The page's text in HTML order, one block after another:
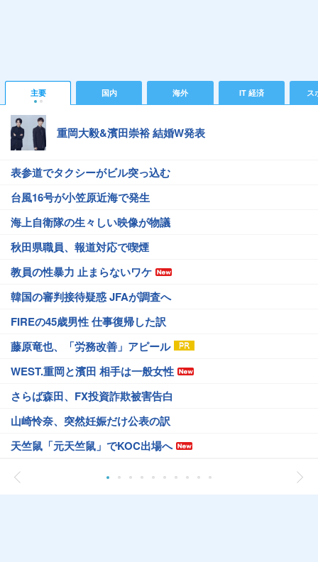
主要 国内 海外 IT 経済 ス
重岡大毅&濱田崇裕 結婚W発表
表参道でタクシーがビル突っ込む
台風16号が小笠原近海で発生
海上自衛隊の生々しい映像が物議
秋田県職員、報道対応で喫煙
教員の性暴力 止まらないワケ
韓国の審判接待疑惑 JFAが調査へ
FIREの45歳男性 仕事復帰した訳
藤原竜也、「労務改善」アピール
WEST.重岡と濱田 相手は一般女性
さらば森田、FX投資詐欺被害告白
山崎怜奈、突然妊娠だけ公表の訳
天竺鼠「元天竺鼠」でKOC出場へ